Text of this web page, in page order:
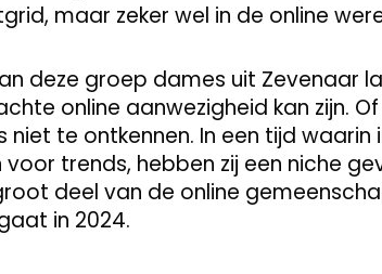
maar zeker wel in de online
deze groep dames uit Zevenaar
online aanwezigheid kan zijn.
niet te ontkennen. In een tijd
voor trends, hebben zij een niche
deel van de online
in 2024.